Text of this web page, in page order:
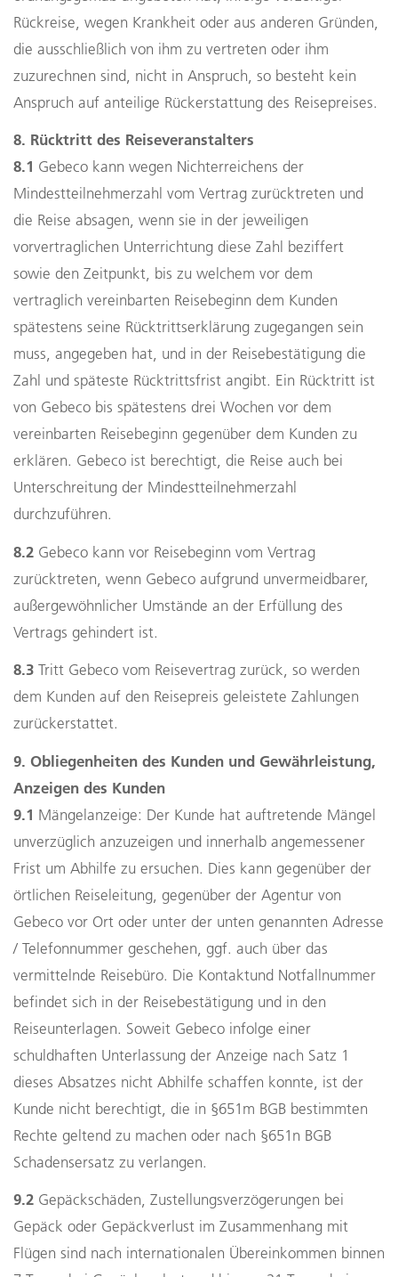
Rückreise, wegen Krankheit oder aus anderen Gründen,
die ausschließlich von ihm zu vertreten oder ihm
zuzurechnen sind, nicht in Anspruch, so besteht kein
Anspruch auf anteilige Rückerstattung des Reisepreises.
8. Rücktritt des Reiseveranstalters
8.1 Gebeco kann wegen Nichterreichens der
Mindestteilnehmerzahl vom Vertrag zurücktreten und
die Reise absagen, wenn sie in der jeweiligen
vorvertraglichen Unterrichtung diese Zahl beziffert
sowie den Zeitpunkt, bis zu welchem vor dem
vertraglich vereinbarten Reisebeginn dem Kunden
spätestens seine Rücktrittserklärung zugegangen sein
muss, angegeben hat, und in der Reisebestätigung die
Zahl und späteste Rücktrittsfrist angibt. Ein Rücktritt ist
von Gebeco bis spätestens drei Wochen vor dem
vereinbarten Reisebeginn gegenüber dem Kunden zu
erklären. Gebeco ist berechtigt, die Reise auch bei
Unterschreitung der Mindestteilnehmerzahl
durchzuführen.
8.2 Gebeco kann vor Reisebeginn vom Vertrag
zurücktreten, wenn Gebeco aufgrund unvermeidbarer,
außergewöhnlicher Umstände an der Erfüllung des
Vertrags gehindert ist.
8.3 Tritt Gebeco vom Reisevertrag zurück, so werden
dem Kunden auf den Reisepreis geleistete Zahlungen
zurückerstattet.
9. Obliegenheiten des Kunden und Gewährleistung,
Anzeigen des Kunden
9.1 Mängelanzeige: Der Kunde hat auftretende Mängel
unverzüglich anzuzeigen und innerhalb angemessener
Frist um Abhilfe zu ersuchen. Dies kann gegenüber der
örtlichen Reiseleitung, gegenüber der Agentur von
Gebeco vor Ort oder unter der unten genannten Adresse
/ Telefonnummer geschehen, ggf. auch über das
vermittelnde Reisebüro. Die Kontaktund Notfallnummer
befindet sich in der Reisebestätigung und in den
Reiseunterlagen. Soweit Gebeco infolge einer
schuldhaften Unterlassung der Anzeige nach Satz 1
dieses Absatzes nicht Abhilfe schaffen konnte, ist der
Kunde nicht berechtigt, die in §651m BGB bestimmten
Rechte geltend zu machen oder nach §651n BGB
Schadensersatz zu verlangen.
9.2 Gepäckschäden, Zustellungsverzögerungen bei
Gepäck oder Gepäckverlust im Zusammenhang mit
Flügen sind nach internationalen Übereinkommen binnen